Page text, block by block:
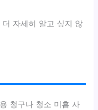
자세히 알고 싶지 않
청구나 청소 미흡 사